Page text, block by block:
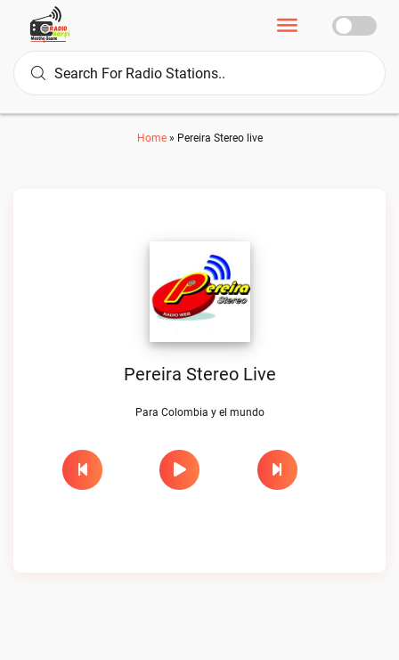
Home» Pereira Stereo live
Pereira Stereo Live
Para Colombia y el mundo